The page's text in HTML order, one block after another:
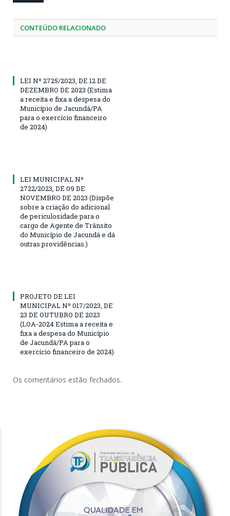
CONTEÚDO RELACIONADO
LEI Nº 2725/2023, DE 12 DE
DEZEMBRO DE 2023 (Estima
a receita e fixa a despesa do
Município de Jacundá/PA
para o exercício financeiro
de 2024)
LEI MUNICIPAL Nº
2722/2023, DE 09 DE
NOVEMBRO DE 2023 (Dispõe
sobre a criação do adicional
de periculosidade para o
cargo de Agente de Trânsito
do Município de Jacundá e dá
outras providências.)
PROJETO DE LEI
MUNICIPAL Nº 017/2023, DE
23 DE OUTUBRO DE 2023
(LOA-2024 Estima a receita e
fixa a despesa do Município
de Jacundá/PA para o
exercício financeiro de 2024)
Os comentários estão fechados.